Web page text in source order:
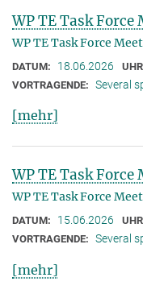
WP TE Task Force
WP TE Task Force
DATUM: 18.06.2026
VORTRAGENDE: Several
[mehr]
WP TE Task Force
WP TE Task Force
DATUM: 15.06.2026
VORTRAGENDE: Several
[mehr]